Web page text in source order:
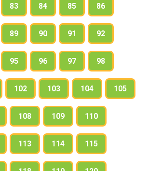
83 84 85 86
89 90 91 92
95 96 97 98
102 103 104 105
108 109 110
113 114 115